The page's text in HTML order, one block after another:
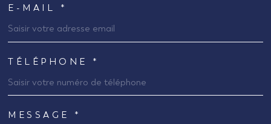
E-MAIL *
TÉLÉPHONE *
TRAD_MELTEM_VOREDEMANDE
MESSAGE *